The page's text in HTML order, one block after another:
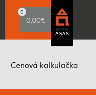
0
0,00€
spoznaj
ASAS
Cenová kalkulačka